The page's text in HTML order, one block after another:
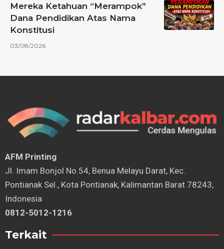
Mereka Ketahuan “Merampok”
Dana Pendidikan Atas Nama
Konstitusi
03/08/2026
AFM Printing
⁠Jl. Imam Bonjol No.54, Benua Melayu Darat, Kec.
Pontianak Sel., Kota Pontianak, Kalimantan Barat 78243,
Indonesia
0812-5012-1216
Terkait